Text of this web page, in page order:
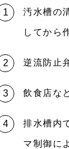
汚水槽の
してから
逆流防止
飲食店な
排水槽内
マ制御に